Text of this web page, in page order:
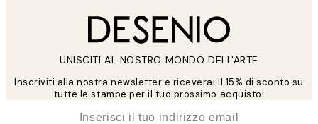
UNISCITI AL NOSTRO MONDO DELL'ARTE
Inscriviti alla nostra newsletter e riceverai il 15% di sconto su
tutte le stampe per il tuo prossimo acquisto!